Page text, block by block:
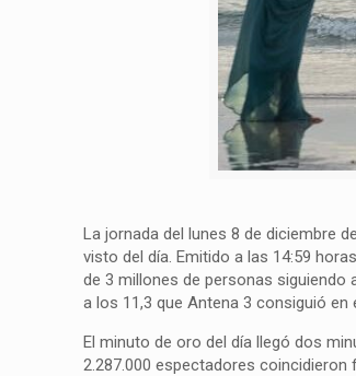
La jornada del lunes 8 de diciembre
visto del día. Emitido a las 14:59
de 3 millones de personas siguiendo
a los 11,3 que Antena 3 consiguió en
El minuto de oro del día llegó dos
2.287.000 espectadores coincidieron